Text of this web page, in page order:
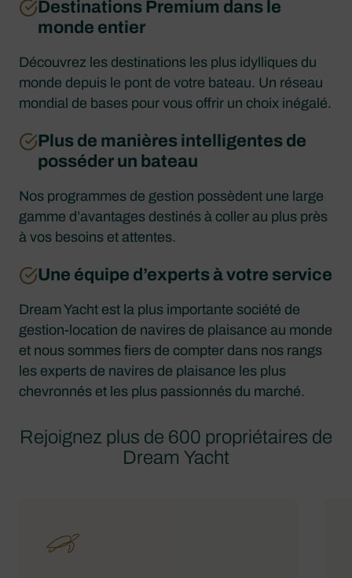
Destinations Premium dans le
monde entier
Découvrez les destinations les plus idylliques du
monde depuis le pont de votre bateau. Un réseau
mondial de bases pour vous offrir un choix inégalé.
Plus de manières intelligentes de
posséder un bateau
Nos programmes de gestion possèdent une large
gamme d’avantages destinés à coller au plus près
à vos besoins et attentes.
Une équipe d’experts à votre service
Dream Yacht est la plus importante société de
gestion-location de navires de plaisance au monde
et nous sommes fiers de compter dans nos rangs
les experts de navires de plaisance les plus
chevronnés et les plus passionnés du marché.
Rejoignez plus de 600 propriétaires de
Dream Yacht